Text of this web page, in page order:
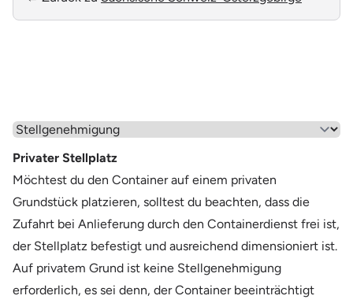
Wähle einen Menüpunkt aus
Privater Stellplatz
Möchtest du den Container auf einem privaten
Grundstück platzieren, solltest du beachten, dass die
Zufahrt bei Anlieferung durch den Containerdienst frei ist,
der Stellplatz befestigt und ausreichend dimensioniert ist.
Auf privatem Grund ist keine Stellgenehmigung
erforderlich, es sei denn, der Container beeinträchtigt